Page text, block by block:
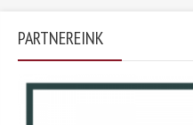
PARTNEREINK